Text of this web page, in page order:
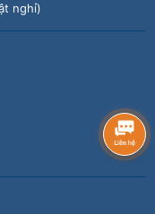
nghỉ)